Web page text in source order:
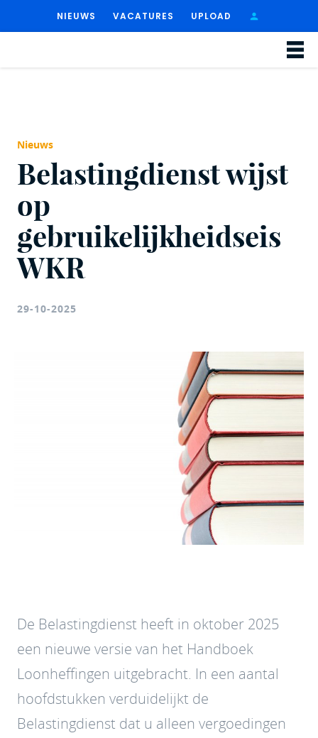
NIEUWS VACATURES UPLOAD
Nieuws
Belastingdienst wijst
op
gebruikelijkheidseis
WKR
29-10-2025
De Belastingdienst heeft in oktober 2025
een nieuwe versie van het Handboek
Loonheffingen uitgebracht. In een aantal
hoofdstukken verduidelijkt de
Belastingdienst dat u alleen vergoedingen